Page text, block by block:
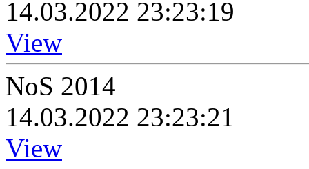
14.03.2022 23:23:19
View
NoS 2014
14.03.2022 23:23:21
View